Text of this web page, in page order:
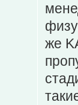
же